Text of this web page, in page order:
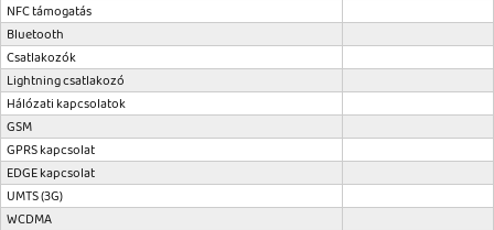
NFC támogatás
Bluetooth
Csatlakozók
Lightning csatlakozó
Hálózati kapcsolatok
GSM
GPRS kapcsolat
EDGE kapcsolat
UMTS (3G)
WCDMA